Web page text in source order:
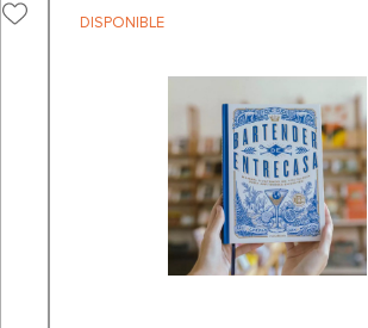
DISPONIBLE